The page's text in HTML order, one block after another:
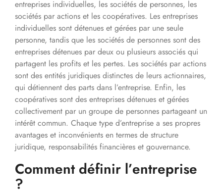
entreprises individuelles, les sociétés de personnes, les
sociétés par actions et les coopératives. Les entreprises
individuelles sont détenues et gérées par une seule
personne, tandis que les sociétés de personnes sont des
entreprises détenues par deux ou plusieurs associés qui
partagent les profits et les pertes. Les sociétés par actions
sont des entités juridiques distinctes de leurs actionnaires,
qui détiennent des parts dans l’entreprise. Enfin, les
coopératives sont des entreprises détenues et gérées
collectivement par un groupe de personnes partageant un
intérêt commun. Chaque type d’entreprise a ses propres
avantages et inconvénients en termes de structure
juridique, responsabilités financières et gouvernance.
Comment définir l’entreprise
?